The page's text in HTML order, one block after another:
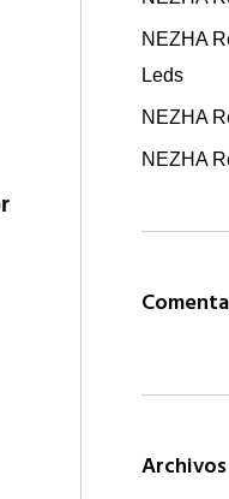
NEZHA
Leds
NEZHA
NEZHA
Archivos